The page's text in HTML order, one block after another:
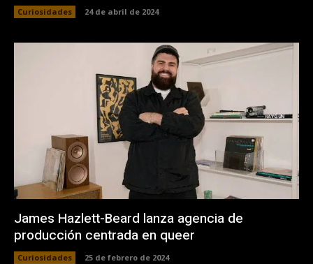
Curiosidades 24 de abril de 2024
James Hazlett-Beard lanza agencia de
producción centrada en queer
Curiosidades 25 de febrero de 2024